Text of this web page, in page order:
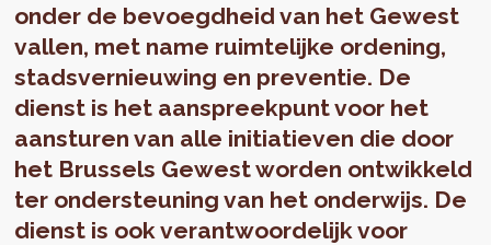
onder de bevoegdheid van het Gewest
vallen, met name ruimtelijke ordening,
stadsvernieuwing en preventie. De
dienst is het aanspreekpunt voor het
aansturen van alle initiatieven die door
het Brussels Gewest worden ontwikkeld
ter ondersteuning van het onderwijs. De
dienst is ook verantwoordelijk voor